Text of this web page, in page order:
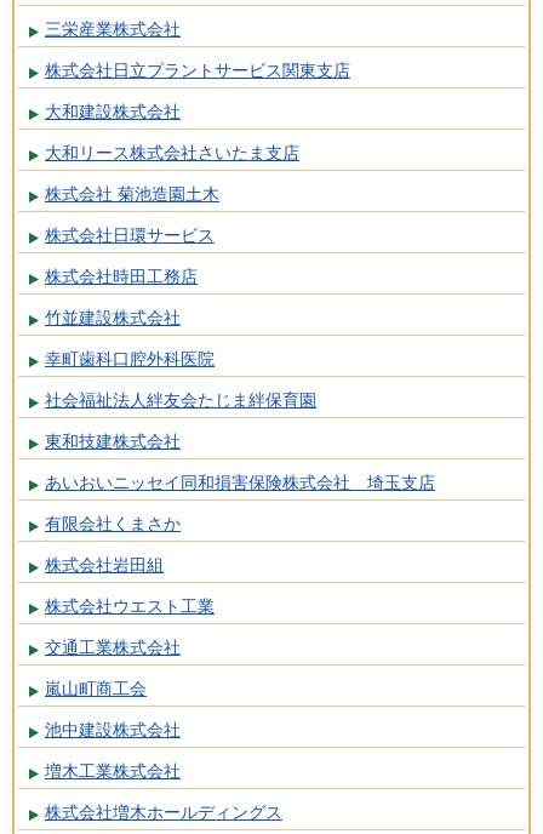
三栄産業株式会社
株式会社日立プラントサービス関東支店
大和建設株式会社
大和リース株式会社さいたま支店
株式会社 菊池造園土木
株式会社日環サービス
株式会社時田工務店
竹並建設株式会社
幸町歯科口腔外科医院
社会福祉法人絆友会たじま絆保育園
東和技建株式会社
あいおいニッセイ同和損害保険株式会社 埼玉支店
有限会社くまさか
株式会社岩田組
株式会社ウエスト工業
交通工業株式会社
嵐山町商工会
池中建設株式会社
増木工業株式会社
株式会社増木ホールディングス